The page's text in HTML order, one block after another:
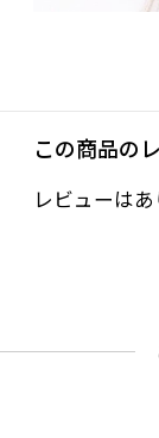
この商品の
レビューはあ